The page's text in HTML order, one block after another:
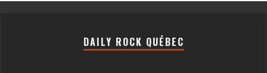
DAILY ROCK QUÉBEC